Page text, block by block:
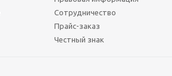
Сотрудничество
Прайс-заказ
Честный знак